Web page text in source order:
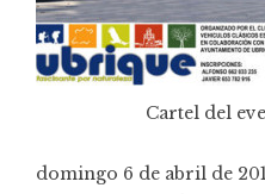
Cartel del
domingo 6 de abril de